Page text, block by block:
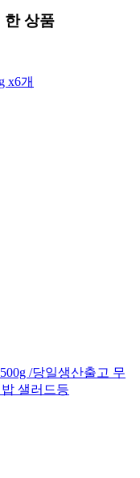
한 상품
x6개
/당일생산출고 무
샐러드등